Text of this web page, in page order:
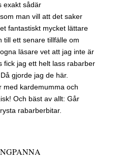
exakt sådär
man vill att det saker
fantastiskt mycket lättare
till ett senare tillfälle om
läsare vet att jag inte är
fick jag ett helt lass rabarber
gjorde jag de här.
med kardemumma och
Och bäst av allt: Går
rabarberbitar.